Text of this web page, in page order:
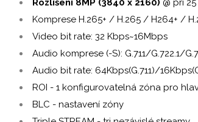
Rozlišení 8MP (3840 x 2160) @ pri
Komprese H.265+ / H.265 / H264+ /
Video bit rate: 32 Kbps~16Mbps
Audio komprese (-S): G.711/G.722.1/
Audio bit rate: 64Kbps(G.711)/
ROI - 1 konfigurovatelná zóna pro
BLC - nastavení zóny